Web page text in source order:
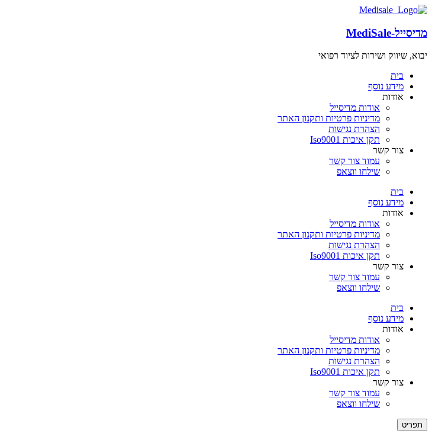
שִׂים
בְּאֲתָר
מֻפְעֶלֶת
לִנְגִישׁוּת
לְהַתְאָמַת
הָאֲתָר
הַמִּשְׁתַּמְּשִׁים
קוֹרֵא־מָסָךְ;
תַּפְרִיט
נְגִישׁוּת.
מדיסייל-MediSale
יבוא, שיווק ושירות לציוד רפואי
בית
מידע נוסף
אודות
אודות מדיסייל
מדיניות פרטיות ותקנון האתר
הצהרת נגישות
תקן איכות Iso9001
צור קשר
עמוד צור קשר
שילחו ווצאפ
בית
מידע נוסף
אודות
אודות מדיסייל
מדיניות פרטיות ותקנון האתר
הצהרת נגישות
תקן איכות Iso9001
צור קשר
עמוד צור קשר
שילחו ווצאפ
בית
מידע נוסף
אודות
אודות מדיסייל
מדיניות פרטיות ותקנון האתר
הצהרת נגישות
תקן איכות Iso9001
צור קשר
עמוד צור קשר
שילחו ווצאפ
תפריט